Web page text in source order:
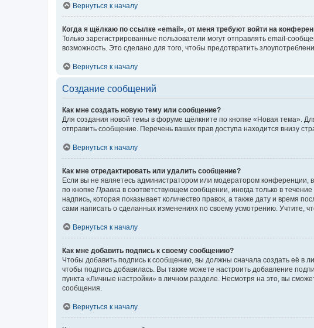
Вернуться к началу
Когда я щёлкаю по ссылке «email», от меня требуют войти на
Только зарегистрированные пользователи могут отправлять email-
возможность. Это сделано для того, чтобы предотвратить
Вернуться к началу
Создание сообщений
Как мне создать новую тему или сообщение?
Для создания новой темы в форуме щёлкните по кнопке «Новая тема».
отправить сообщение. Перечень ваших прав доступа находится внизу
Вернуться к началу
Как мне отредактировать или удалить сообщение?
Если вы не являетесь администратором или модератором конференции,
по кнопке Правка в соответствующем сообщении, иногда только в
надпись, которая показывает количество правок, а также дату и время
сами написать о сделанных изменениях по своему усмотрению. Учтите,
Вернуться к началу
Как мне добавить подпись к своему сообщению?
Чтобы добавить подпись к сообщению, вы должны сначала создать её в
чтобы подпись добавилась. Вы также можете настроить добавление
пункта «Личные настройки» в личном разделе. Несмотря на это, вы
сообщения.
Вернуться к началу